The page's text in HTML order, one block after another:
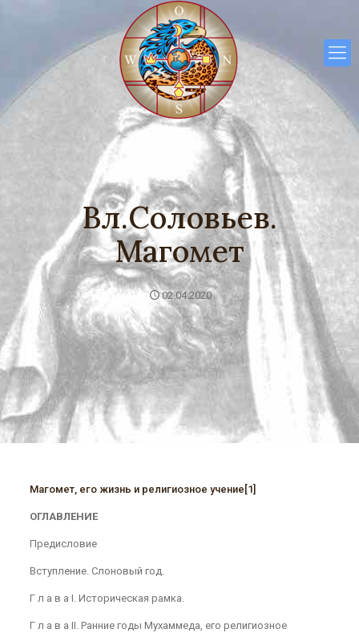
Вл.Соловьев.
Магомет
02.04.2020
Магомет, его жизнь и религиозное учение [1]
ОГЛАВЛЕНИЕ
Предисловие
Вступление. Слоновый год.
Г л а в а I. Историческая рамка.
Г л а в а II. Ранние годы Мухаммеда, его религиозное